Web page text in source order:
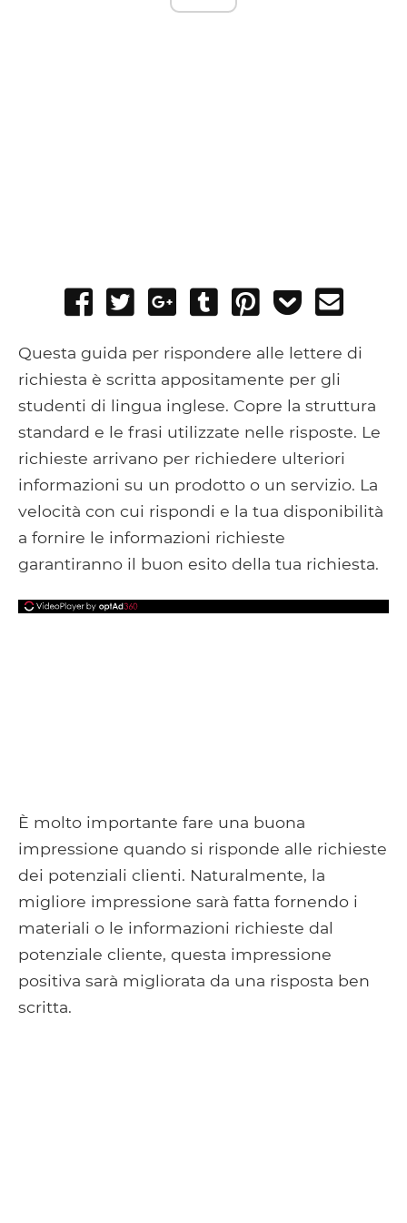
Share
Facebook
Tweet
Share
Google+
Post
Tumblr
Pin
Add
Pocket
Questa guida per rispondere alle lettere di
richiesta è scritta appositamente per gli
studenti di lingua inglese. Copre la struttura
standard e le frasi utilizzate nelle risposte. Le
richieste arrivano per richiedere ulteriori
informazioni su un prodotto o un servizio. La
velocità con cui rispondi e la tua disponibilità
a fornire le informazioni richieste
garantiranno il buon esito della tua richiesta.
È molto importante fare una buona
impressione quando si risponde alle richieste
dei potenziali clienti. Naturalmente, la
migliore impressione sarà fatta fornendo i
materiali o le informazioni richieste dal
potenziale cliente, questa impressione
positiva sarà migliorata da una risposta ben
scritta.